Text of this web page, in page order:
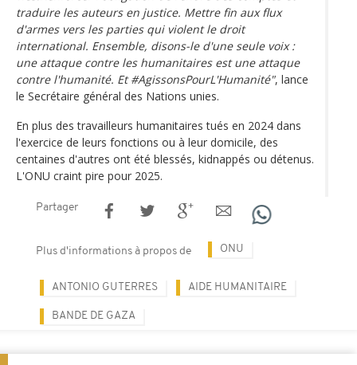
traduire les auteurs en justice. Mettre fin aux flux
d'armes vers les parties qui violent le droit
international. Ensemble, disons-le d'une seule voix :
une attaque contre les humanitaires est une attaque
contre l'humanité. Et #AgissonsPourL'Humanité", lance
le Secrétaire général des Nations unies.
En plus des travailleurs humanitaires tués en 2024 dans
l'exercice de leurs fonctions ou à leur domicile, des
centaines d'autres ont été blessés, kidnappés ou détenus.
L'ONU craint pire pour 2025.
Partager
Plus d'informations à propos de ONU
ANTONIO GUTERRES AIDE HUMANITAIRE
BANDE DE GAZA